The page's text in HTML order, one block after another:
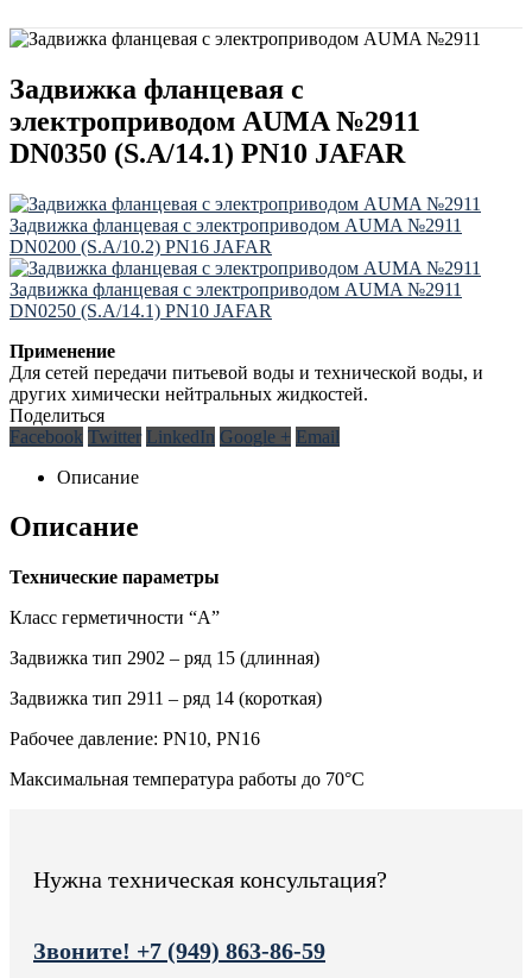
Задвижка фланцевая с
электроприводом AUMA №2911
DN0350 (S.A/14.1) PN10 JAFAR
Задвижка фланцевая с электроприводом AUMA №2911
DN0200 (S.A/10.2) PN16 JAFAR
Задвижка фланцевая с электроприводом AUMA №2911
DN0250 (S.A/14.1) PN10 JAFAR
Применение
Для сетей передачи питьевой воды и технической воды, и
других химически нейтральных жидкостей.
Поделиться
Facebook Twitter LinkedIn Google + Email
Описание
Описание
Технические параметры
Класс герметичности “А”
Задвижка тип 2902 – ряд 15 (длинная)
Задвижка тип 2911 – ряд 14 (короткая)
Рабочее давление: PN10, PN16
Максимальная температура работы до 70°C
Нужна техническая консультация?
Звоните! +7 (949) 863-86-59